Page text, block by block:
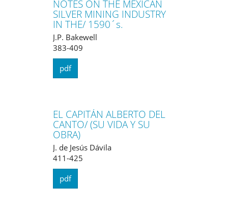
NOTES ON THE MEXICAN
SILVER MINING INDUSTRY
IN THE/ 1590´s.
J.P. Bakewell
383-409
pdf
EL CAPITÁN ALBERTO DEL
CANTO/ (SU VIDA Y SU
OBRA)
J. de Jesús Dávila
411-425
pdf